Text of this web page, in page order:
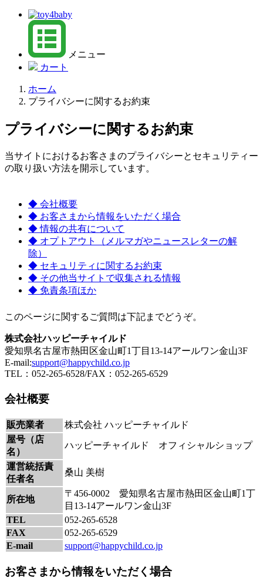
メニュー
カート
ホーム
プライバシーに関するお約束
プライバシーに関するお約束
当サイトにおけるお客さまのプライバシーとセキュリティー
の取り扱い方法を開示しています。
◆ 会社概要
◆ お客さまから情報をいただく場合
◆ 情報の共有について
◆ オプトアウト（メルマガやニュースレターの解
除）
◆ セキュリティに関するお約束
◆ その他当サイトで収集される情報
◆ 免責条項ほか
このページに関するご質問は下記までどうぞ。
株式会社ハッピーチャイルド
愛知県名古屋市熱田区金山町1丁目13-14アールワン金山3F
E-mail:support@happychild.co.jp
TEL：052-265-6528/FAX：052-265-6529
会社概要
販売業者
株式会社 ハッピーチャイルド
屋号（店
名）
ハッピーチャイルド オフィシャルショップ
運営統括責
任者名
桑山 美樹
所在地
〒456-0002 愛知県名古屋市熱田区金山町1丁
目13-14アールワン金山3F
TEL
052-265-6528
FAX
052-265-6529
E-mail
support@happychild.co.jp
お客さまから情報をいただく場合